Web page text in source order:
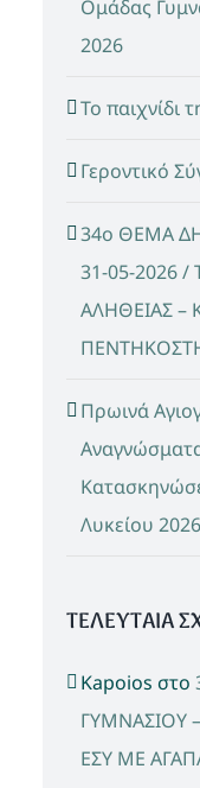
Ομάδας
2026
Το παιχνίδι
Γεροντικό
34ο ΘΕΜΑ
31-05-2026
ΑΛΗΘΕΙΑΣ –
Πρωινά
Λυκείου 2026
ΤΕΛΕΥΤΑΙΑ
Kapoios στο
ΓΥΜΝΑΣΙΟΥ
ΕΣΥ ΜΕ